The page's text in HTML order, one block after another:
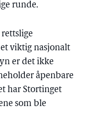
runde.
viktig nasjonalt
er det ikke
åpenbare
har Stortinget
som ble